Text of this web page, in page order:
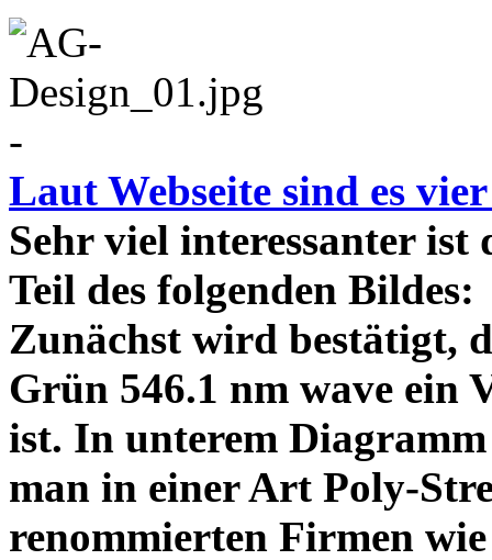
-
Laut Webseite sind es
Sehr viel interessanter
Teil des folgenden
Zunächst wird bestätigt,
Grün 546.1 nm wave ein
ist. In unterem
man in einer Art Poly-
renommierten Firmen